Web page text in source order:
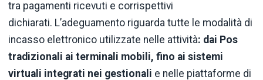
tra pagamenti ricevuti e corrispettivi
dichiarati. L’adeguamento riguarda tutte le modalità di
incasso elettronico utilizzate nelle attività: dai Pos
tradizionali ai terminali mobili, fino ai sistemi
virtuali integrati nei gestionali e nelle piattaforme di